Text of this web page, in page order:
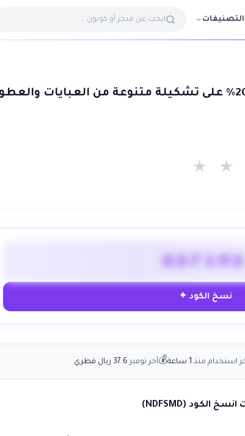
التصنيفات
كوبون جوهرة يصل إلى 20% على تشكيلة متنوعة من العبايات
★ ★
NDFSMD
نسخ الكود ✦
استخدام منذ 1 ساعة 💰آخر توفير 37.6 ريال قطري